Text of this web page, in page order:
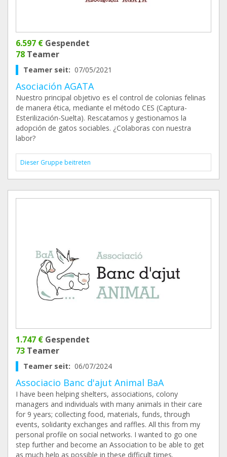
6.597 € Gespendet
78 Teamer
Teamer seit: 07/05/2021
Asociación AGATA
Nuestro principal objetivo es el control de colonias felinas
de manera ética, mediante el método CES (Captura-
Esterilización-Suelta). Rescatamos y gestionamos la
adopción de gatos sociables. ¿Colaboras con nuestra
labor?
Dieser Gruppe beitreten
1.747 € Gespendet
73 Teamer
Teamer seit: 06/07/2024
Associacio Banc d'ajut Animal BaA
I have been helping shelters, associations, colony
managers and individuals with many animals in their care
for 9 years; collecting food, materials, funds, through
events, solidarity exchanges and raffles. All this from my
personal profile on social networks. I wanted to go one
step further and become an Association to be able to get
as much help as possible in these difficult times.